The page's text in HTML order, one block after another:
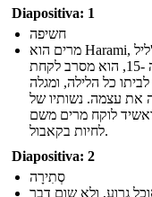
Diapositiva: 1
חשיפה
מרים הוא Harami, ממזר, התוצר של הרומן של אמא ננה שלה עם ג'ליל
עסקים עשירים. מרים אוהב ג'ליל, אבל ביום הולדתה ה -15, הוא מסרב לקחת
כל הלילה, ומגלה
את עצמה. נשותיו של
לוקח מרים משם
לחיות בקאבול.
Diapositiva: 2
סְתִירָה
גרוע, ולא שום דבר